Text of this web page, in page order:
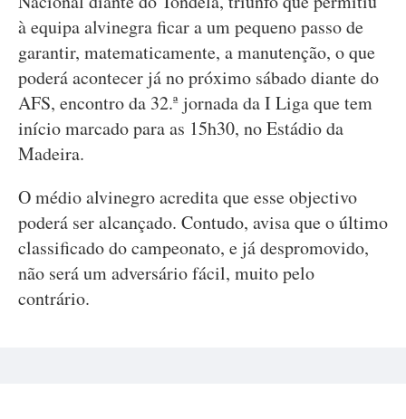
à equipa alvinegra ficar a um pequeno passo de
garantir, matematicamente, a manutenção, o que
poderá acontecer já no próximo sábado diante do
AFS, encontro da 32.ª jornada da I Liga que tem
início marcado para as 15h30, no Estádio da
Madeira.
O médio alvinegro acredita que esse objectivo
poderá ser alcançado. Contudo, avisa que o último
classificado do campeonato, e já despromovido,
não será um adversário fácil, muito pelo
contrário.